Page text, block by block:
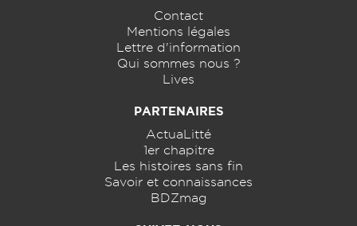
Contact
Mentions légales
Lettre d'information
Qui sommes nous ?
Lives
PARTENAIRES
ActuaLitté
1er chapitre
Les histoires sans fin
Savoir et connaissances
BDZmag